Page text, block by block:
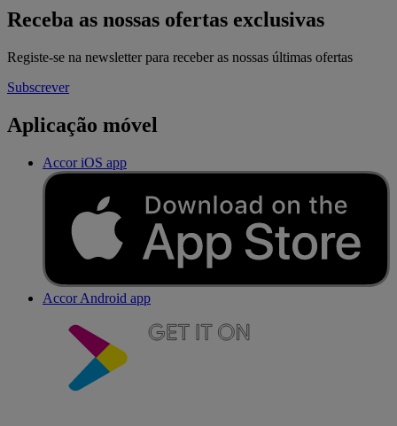
Receba as nossas ofertas exclusivas
Registe-se na newsletter para receber as nossas últimas ofertas
Subscrever
Aplicação móvel
Accor iOS app
Accor Android app